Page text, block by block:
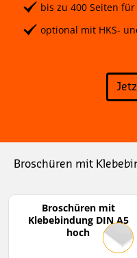
bis zu 400 Seiten
optional mit HKS-
Broschüren mit
Broschüren mit
Klebebindung DIN A5
hoch